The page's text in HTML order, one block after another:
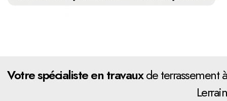
Votre spécialiste en travauxde terrassement à
Lerrain